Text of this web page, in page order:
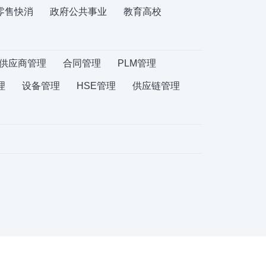
售快消 政府公共事业 教育高校
应商管理 合同管理 PLM管理
设备管理 HSE管理 供应链管理